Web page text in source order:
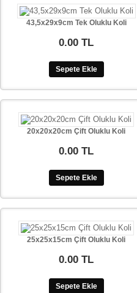
43,5x29x9cm Tek Oluklu Koli
0.00 TL
Sepete Ekle
20x20x20cm Çift Oluklu Koli
0.00 TL
Sepete Ekle
25x25x15cm Çift Oluklu Koli
0.00 TL
Sepete Ekle